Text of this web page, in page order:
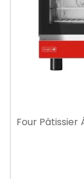
Four Pâtissier